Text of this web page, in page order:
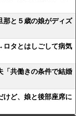
那と５歳の娘がディズ
タとはしごして病気
「共働きの条件で結婚
けど、娘と後部座席に